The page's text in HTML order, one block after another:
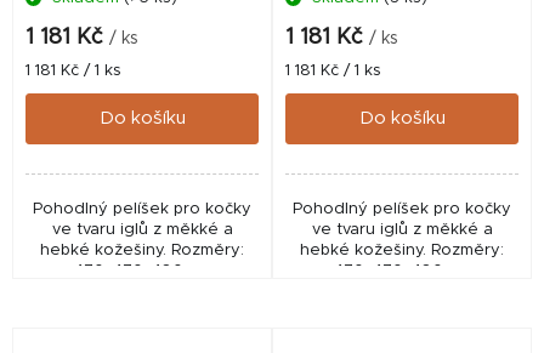
1 181 Kč / ks
Měrná
cena:
1 181 Kč / 1 ks
Do košíku
Pohodlný pelíšek pro kočky
ve tvaru iglů z měkké a
hebké kožešiny. Rozměry:
470x470x480mm
1 181 Kč / ks
Měrná
cena:
1 181 Kč / 1 ks
Do košíku
Pohodlný pelíšek pro kočky
ve tvaru iglů z měkké a
hebké kožešiny. Rozměry:
470x470x480mm